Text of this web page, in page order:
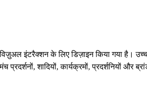
इंटरैक्शन के लिए डिज़ाइन किया गया है।
शादियों, कार्यक्रमों, प्रदर्शनियों